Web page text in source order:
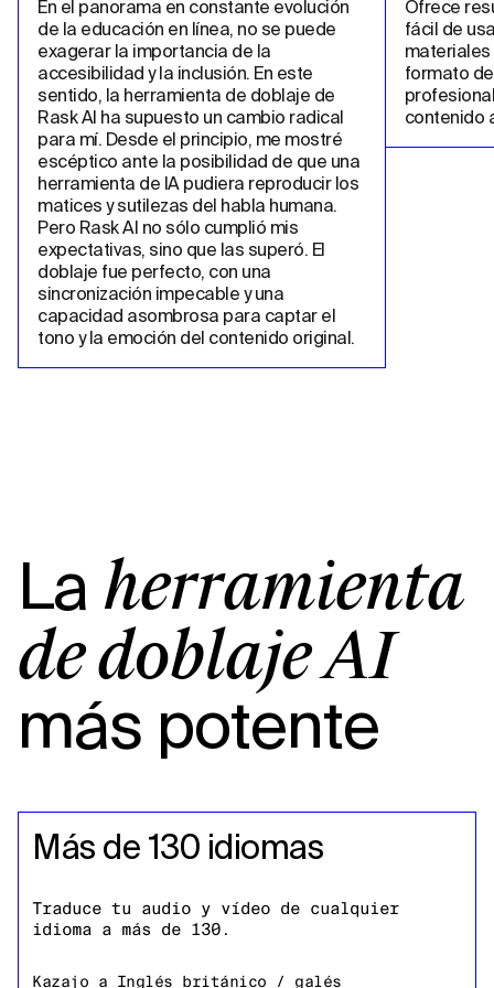
En el panorama en constante evolución
de la educación en línea, no se puede
exagerar la importancia de la
accesibilidad y la inclusión. En este
sentido, la herramienta de doblaje de
Rask AI ha supuesto un cambio radical
para mí. Desde el principio, me mostré
escéptico ante la posibilidad de que una
herramienta de IA pudiera reproducir los
matices y sutilezas del habla humana.
Pero Rask AI no sólo cumplió mis
expectativas, sino que las superó. El
doblaje fue perfecto, con una
sincronización impecable y una
capacidad asombrosa para captar el
tono y la emoción del contenido original.
Ofrece
fácil de
materiales
formato
contenido
La herramienta
de doblaje AI
más potente
Más de 130 idiomas
Traduce tu audio y vídeo de cualquier
idioma a más de 130.
Kazajo a Inglés británico / galés